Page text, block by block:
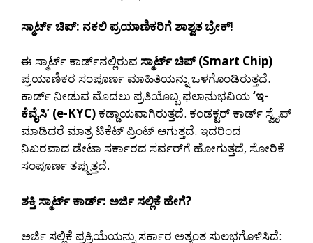
ಸ್ಮಾರ್ಟ್ ಚಿಪ್: ನಕಲಿ ಪ್ರಯಾಣಿಕರಿಗೆ ಶಾಶ್ವತ ಬ್ರೇಕ್!
ಈ ಸ್ಮಾರ್ಟ್ ಕಾರ್ಡ್‌ನಲ್ಲಿರುವ ಸ್ಮಾರ್ಟ್ ಚಿಪ್ (Smart Chip)
ಪ್ರಯಾಣಿಕರ ಸಂಪೂರ್ಣ ಮಾಹಿತಿಯನ್ನು ಒಳಗೊಂಡಿರುತ್ತದೆ.
ಕಾರ್ಡ್ ನೀಡುವ ಮೊದಲು ಪ್ರತಿಯೊಬ್ಬ ಫಲಾನುಭವಿಯ‘ಇ-
ಕೆವೈಸಿ’ (e-KYC) ಕಡ್ಡಾಯವಾಗಿರುತ್ತದೆ. ಕಂಡಕ್ಟರ್ ಕಾರ್ಡ್ ಸ್ವೈಪ್
ಮಾಡಿದರೆ ಮಾತ್ರ ಟಿಕೆಟ್ ಪ್ರಿಂಟ್ ಆಗುತ್ತದೆ. ಇದರಿಂದ
ನಿಖರವಾದ ಡೇಟಾ ಸರ್ಕಾರದ ಸರ್ವರ್‌ಗೆ ಹೋಗುತ್ತದೆ, ಸೋರಿಕೆ
ಸಂಪೂರ್ಣ ತಪ್ಪುತ್ತದೆ.
ಶಕ್ತಿ ಸ್ಮಾರ್ಟ್ ಕಾರ್ಡ್: ಅರ್ಜಿ ಸಲ್ಲಿಕೆ ಹೇಗೆ?
ಅರ್ಜಿ ಸಲ್ಲಿಕೆ ಪ್ರಕ್ರಿಯೆಯನ್ನು ಸರ್ಕಾರ ಅತ್ಯಂತ ಸುಲಭಗೊಳಿಸಿದೆ: